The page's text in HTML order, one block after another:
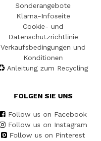
Sonderangebote
Klarna-Infoseite
Cookie- und
Datenschutzrichtlinie
Verkaufsbedingungen und
Konditionen
Anleitung zum Recycling
FOLGEN SIE UNS
Follow us on Facebook
Follow us on Instagram
Follow us on Pinterest